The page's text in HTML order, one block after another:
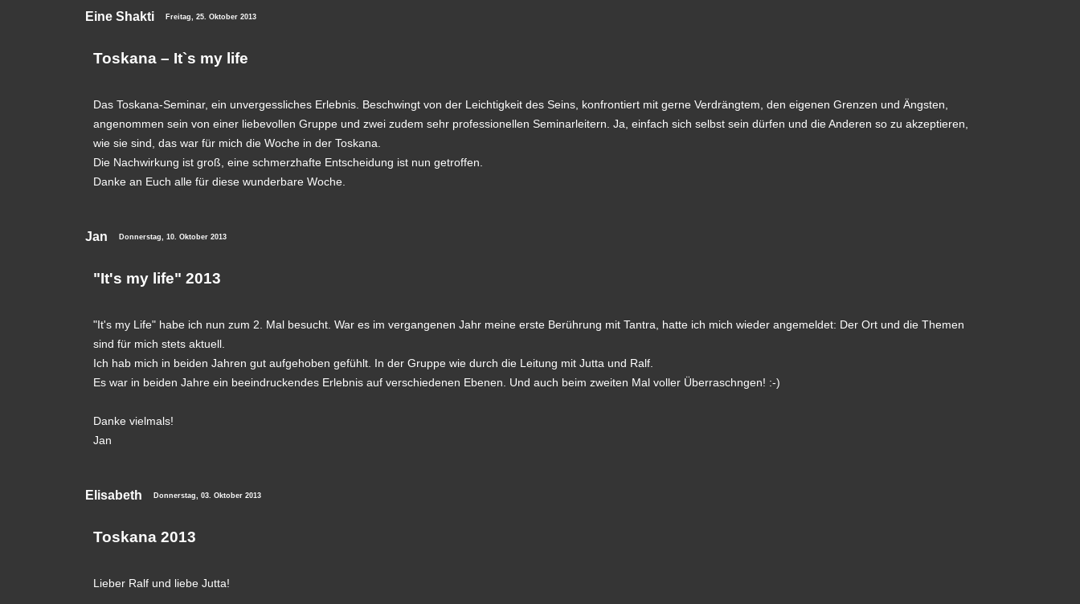
Eine Shakti Freitag, 25. Oktober 2013
Toskana – It`s my life
Das Toskana-Seminar, ein unvergessliches Erlebnis. Beschwingt von der Leichtigkeit des Seins, konfrontiert mit gerne Verdrängtem, den eigenen Grenzen und Ängsten,
angenommen sein von einer liebevollen Gruppe und zwei zudem sehr professionellen Seminarleitern. Ja, einfach sich selbst sein dürfen und die Anderen so zu akzeptieren,
wie sie sind, das war für mich die Woche in der Toskana.
Die Nachwirkung ist groß, eine schmerzhafte Entscheidung ist nun getroffen.
Danke an Euch alle für diese wunderbare Woche.
Jan Donnerstag, 10. Oktober 2013
"It's my life" 2013
"It's my Life" habe ich nun zum 2. Mal besucht. War es im vergangenen Jahr meine erste Berührung mit Tantra, hatte ich mich wieder angemeldet: Der Ort und die Themen
sind für mich stets aktuell.
Ich hab mich in beiden Jahren gut aufgehoben gefühlt. In der Gruppe wie durch die Leitung mit Jutta und Ralf.
Es war in beiden Jahre ein beeindruckendes Erlebnis auf verschiedenen Ebenen. Und auch beim zweiten Mal voller Überraschngen! :-)
Danke vielmals!
Jan
Elisabeth Donnerstag, 03. Oktober 2013
Toskana 2013
Lieber Ralf und liebe Jutta!